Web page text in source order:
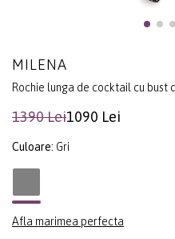
MILENA
Rochie lunga de cocktail cu bust
1390 Lei1090 Lei
Culoare: Gri
Afla marimea perfecta